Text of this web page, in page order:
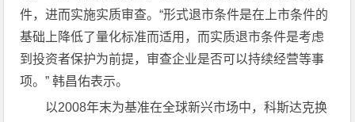
件，进而实施实质审查。“形式退市条件是在上市条件的
基础上降低了量化标准而适用，而实质退市条件是考虑
到投资者保护为前提，审查企业是否可以持续经营等事
项。” 韩昌佑表示。
以2008年末为基准在全球新兴市场中，科斯达克换